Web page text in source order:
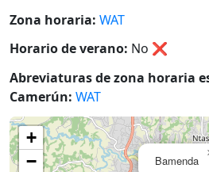
Zona horaria: WAT
Horario de verano: No ❌
Abreviaturas de zona horaria
Camerún: WAT
Bamenda
+
−